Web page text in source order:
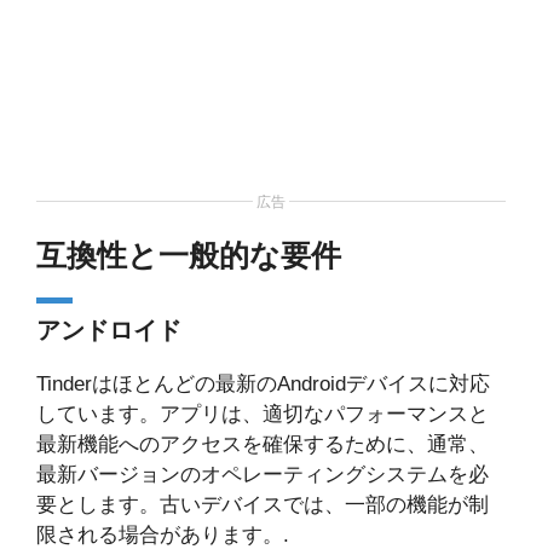
広告
互換性と一般的な要件
アンドロイド
Tinderはほとんどの最新のAndroidデバイスに対応
しています。アプリは、適切なパフォーマンスと
最新機能へのアクセスを確保するために、通常、
最新バージョンのオペレーティングシステムを必
要とします。古いデバイスでは、一部の機能が制
限される場合があります。.